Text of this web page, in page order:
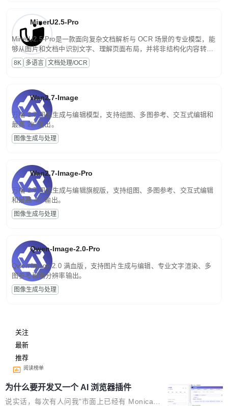
MinerU2.5-Pro
MinerU2.5-Pro是一款面向复杂文档解析与 OCR 场景的专业模型，能
够从图片和文档中识别文字、理解页面布局，并将非结构化内容转换
为便于存储、检索和二次处理的结构化结果。
8K 多语言 文档处理/OCR
Wan2.7-Image
万相 2.7 图像生成与编辑模型，支持组图、多图参考、交互式编辑和
最高 2K 输出。
图像生成与处理
Wan2.7-Image-Pro
万相 2.7 图像生成与编辑旗舰版，支持组图、多图参考、交互式编辑
和最高 4K 输出。
图像生成与处理
Qwen-Image-2.0-Pro
Qwen-Image-2.0 满血版，支持图片生成与编辑、专业文字渲染、多
图参考和高分辨率输出。
图像生成与处理
关注
最新
推荐
阅读榜单
为什么要开发又一个 AI 浏览器插件
说实话，每次有人问我"市面上已经有 Monica、